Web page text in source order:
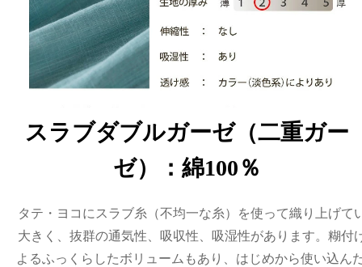
スラブダブルガーゼ（二重ガー
ゼ）：綿100％
タテ・ヨコにスラブ糸（不均一な糸）を使って織り上げ
大きく、抜群の通気性、吸収性、吸湿性があります。糊
よるふっくらしたボリュームもあり、はじめから使い込ん